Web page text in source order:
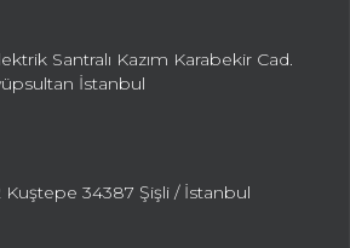
Santralı Kazım Karabekir Cad.
İstanbul
34387 Şişli / İstanbul